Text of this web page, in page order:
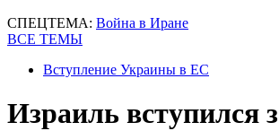
СПЕЦТЕМА: Война в Иране
ВСЕ ТЕМЫ
Вступление Украины в ЕС
Израиль вступился